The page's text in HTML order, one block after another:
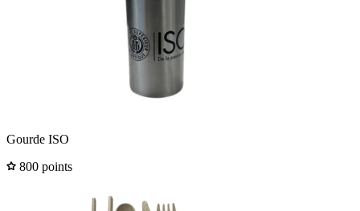
Gourde ISO
800 points